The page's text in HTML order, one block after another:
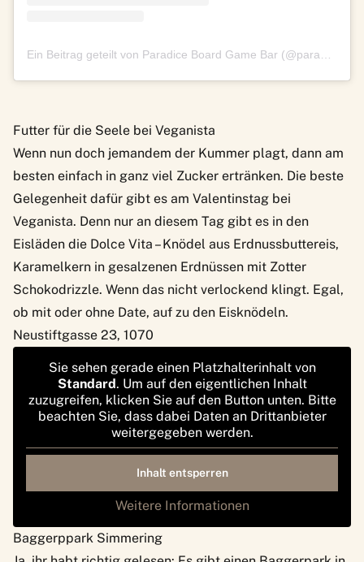
Ein Beitrag geteilt von Paradice Board Game Bar (@paradiceboardgamebar)
Futter für die Seele bei Veganista
Wenn nun doch jemandem der Kummer plagt, dann am
besten einfach in ganz viel Zucker ertränken. Die beste
Gelegenheit dafür gibt es am Valentinstag bei
Veganista. Denn nur an diesem Tag gibt es in den
Eisläden die Dolce Vita – Knödel aus Erdnussbuttereis,
Karamelkern in gesalzenen Erdnüssen mit Zotter
Schokodrizzle. Wenn das nicht verlockend klingt. Egal,
ob mit oder ohne Date, auf zu den Eisknödeln.
Neustiftgasse 23, 1070
Sie sehen gerade einen Platzhalterinhalt von
Standard. Um auf den eigentlichen Inhalt
zuzugreifen, klicken Sie auf den Button unten. Bitte
beachten Sie, dass dabei Daten an Drittanbieter
weitergegeben werden.
Inhalt entsperren
Weitere Informationen
Baggerppark Simmering